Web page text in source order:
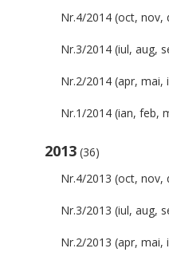
Nr.4/2014 (oct, nov,
Nr.3/2014 (iul, aug,
Nr.2/2014 (apr, mai,
Nr.1/2014 (ian, feb,
2013 (36)
Nr.4/2013 (oct, nov,
Nr.3/2013 (iul, aug,
Nr.2/2013 (apr, mai,